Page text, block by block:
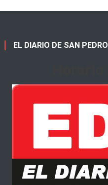
EL DIARIO DE SAN PEDRO